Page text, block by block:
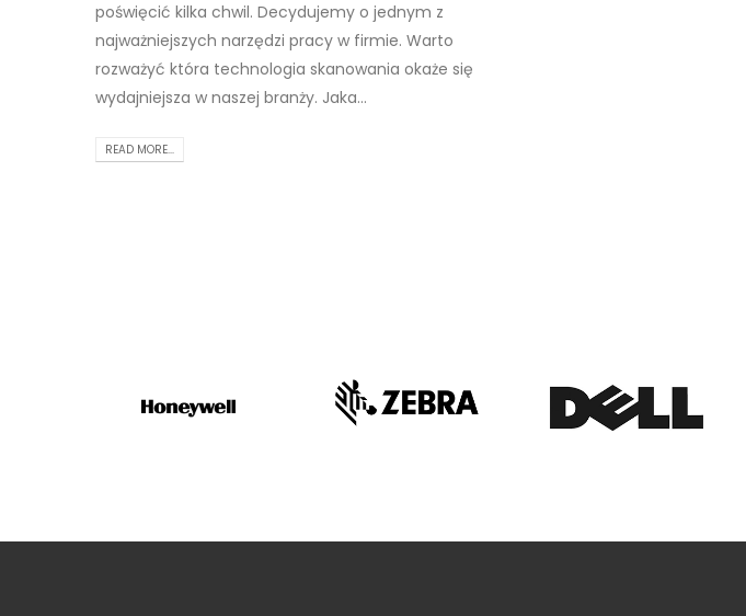
poświęcić kilka chwil. Decydujemy o jednym z
najważniejszych narzędzi pracy w firmie. Warto
rozważyć która technologia skanowania okaże się
wydajniejsza w naszej branży. Jaka...
READ MORE...